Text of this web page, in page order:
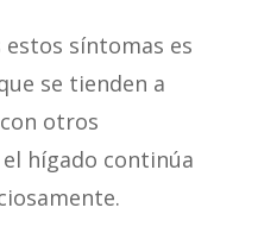
síntomas es
se tienden a
otros
hígado continúa